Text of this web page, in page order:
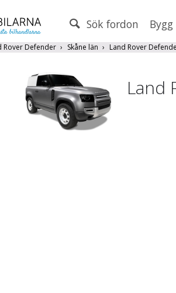
Sök fordon
Rover Defender Skåne län Land Rover
anslutna handlare
Fritext
Land